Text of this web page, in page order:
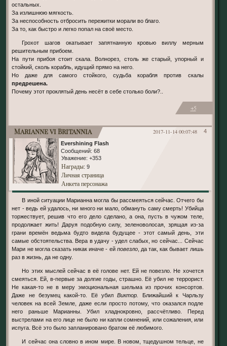
остальных.
За излишнюю мягкость.
За неспособность отбросить пережитки морали во благо.
За то, как быстро и легко попал на своё место.
Грохот шагов окатывает запятнанную кровью виллу мерным
решительным прибоем.
На пути прибоя стоит скала. Волнорез, столь же старый, упорный и
стойкий, сколь корабль, идущий прямо на него.
Но даже для самого стойкого, судьба корабля против скалы
предрешена.
Почему этот проклятый день несёт в себе столько боли?..
+5
4
2017-11-14 00:07:48
Marianne vi Britannia
Evershining Flash
Сообщений: 68
Уважение: +353
Награды: 9
Личная страница
Анкета персонажа
В иной ситуации Марианна могла бы рассмеяться сейчас. Отчего бы
нет - ведь ей удалось, ни много ни мало, обмануть саму смерть! Убийца
торжествует, решив что его дело сделано, а она, пусть в чужом теле,
продолжает жить! Даруя подобную силу, зеленоволосая, зрящая из-за
грани времён ведьма будто видела будущее - этот самый день, эти
самые обстоятельства. Вера в удачу - удел слабых, но сейчас... Сейчас
Мари не могла сказать никак иначе - ей повезло, да так, как бывает лишь
раз в жизнь, да не одну.
Но этих мыслей сейчас в её голове нет. Ей не повезло. Не хочется
смеяться. Ей, в-первые за долгие годы, страшно. Её убил не террорист.
Не какая-то не в меру эмоциональная шельма из прочих консортов.
Даже не безумец какой-то. Её убилВиктор.
Ближайший к Чарльзу
человек на всей Земле, даже если просто потому, что оказался подле
него раньше Марианны. Убил хладнокровно, рассчётливо. Перед
выстрелами на его лице не было ни капли сомнений, или сожаления, или
испуга. Всё это было запланировано братом её любимого.
И сейчас она словно в ином мире. В новом, тщедушном тельце, не